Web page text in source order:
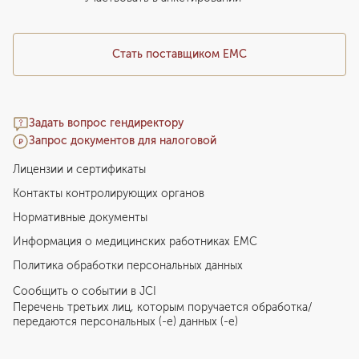
Стать поставщиком ЕМС
Задать вопрос гендиректору
Запрос документов для налоговой
Лицензии и сертификаты
Контакты контролирующих органов
Нормативные документы
Информация о медицинских работниках EMC
Политика обработки персональных данных
Сообщить о событии в JCI
Перечень третьих лиц, которым поручается обработка/
передаются персональных (-е) данных (-е)